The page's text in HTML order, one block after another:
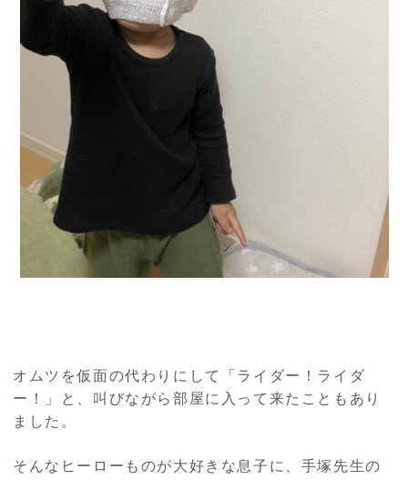
オムツを仮面の代わりにして「ライダー！ライダ
ー！」と、叫びながら部屋に入って来たこともあり
ました。
そんなヒーローものが大好きな息子に、手塚先生の